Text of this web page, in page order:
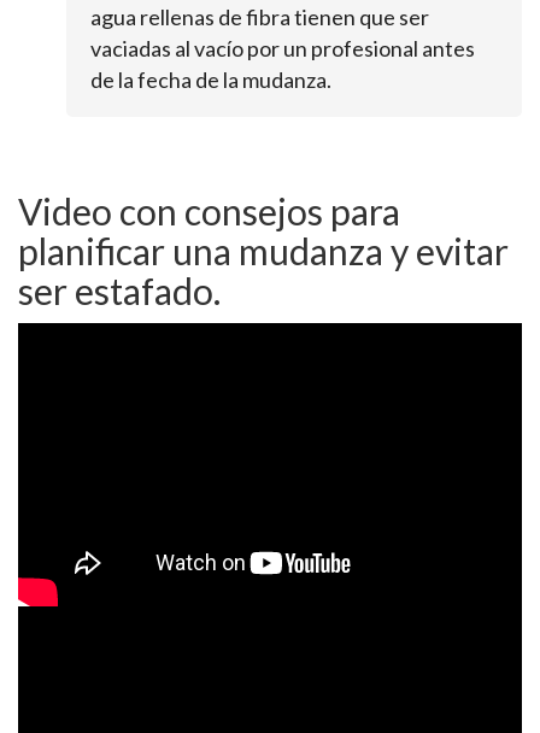
agua rellenas de fibra tienen que ser
vaciadas al vacío por un profesional antes
de la fecha de la mudanza.
Video con consejos para
planificar una mudanza y evitar
ser estafado.